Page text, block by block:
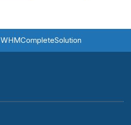
WHMCompleteSolution